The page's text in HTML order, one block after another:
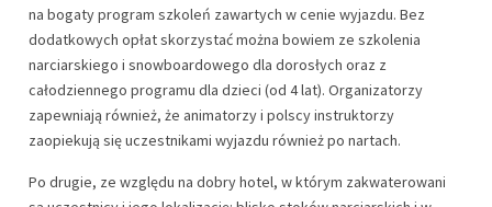
na bogaty program szkoleń zawartych w cenie wyjazdu. Bez
dodatkowych opłat skorzystać można bowiem ze szkolenia
narciarskiego i snowboardowego dla dorosłych oraz z
całodziennego programu dla dzieci (od 4 lat). Organizatorzy
zapewniają również, że animatorzy i polscy instruktorzy
zaopiekują się uczestnikami wyjazdu również po nartach.
Po drugie, ze względu na dobry hotel, w którym zakwaterowani